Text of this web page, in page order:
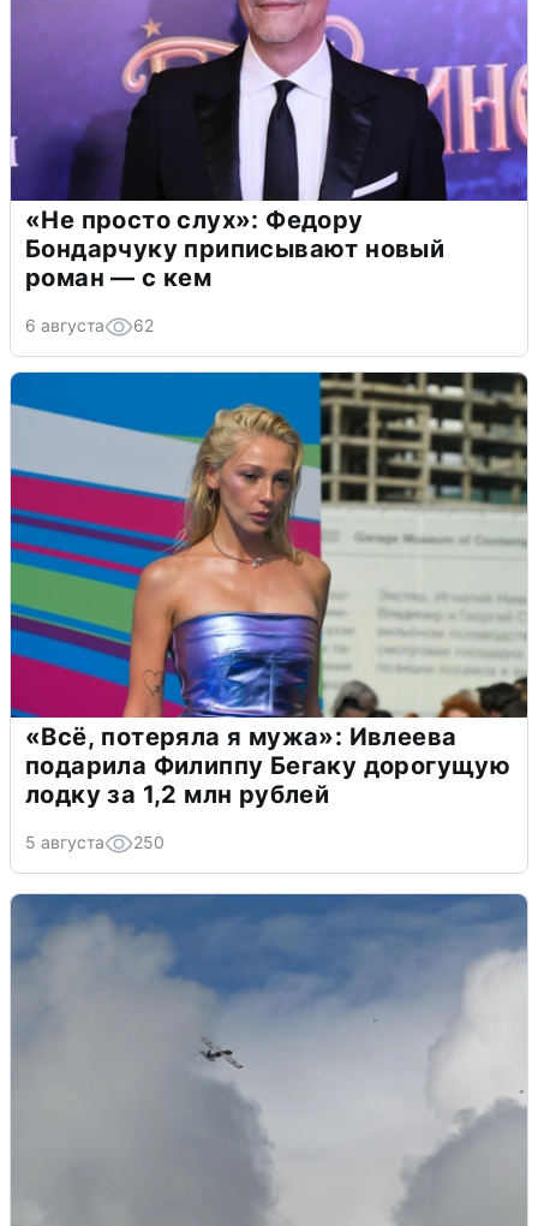
«Не просто слух»: Федору
Бондарчуку приписывают новый
роман — с кем
6 августа 62
«Всё, потеряла я мужа»: Ивлеева
подарила Филиппу Бегаку дорогущую
лодку за 1,2 млн рублей
5 августа 250